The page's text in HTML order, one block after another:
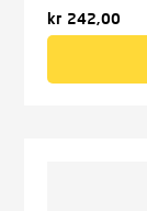
kr 242,00